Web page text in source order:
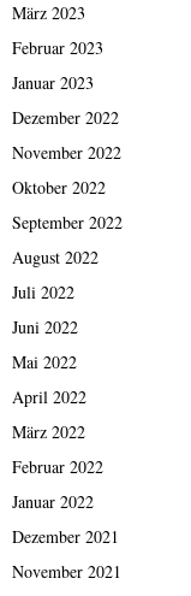
März 2023
Februar 2023
Januar 2023
Dezember 2022
November 2022
Oktober 2022
September 2022
August 2022
Juli 2022
Juni 2022
Mai 2022
April 2022
März 2022
Februar 2022
Januar 2022
Dezember 2021
November 2021